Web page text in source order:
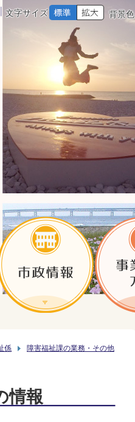
文字サイズ 背景色
係
障害福祉課の業務・その他
情報